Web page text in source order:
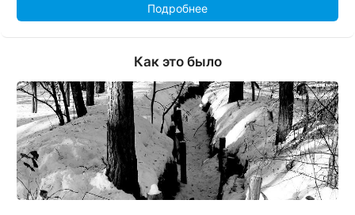
Подробнее
Как это было